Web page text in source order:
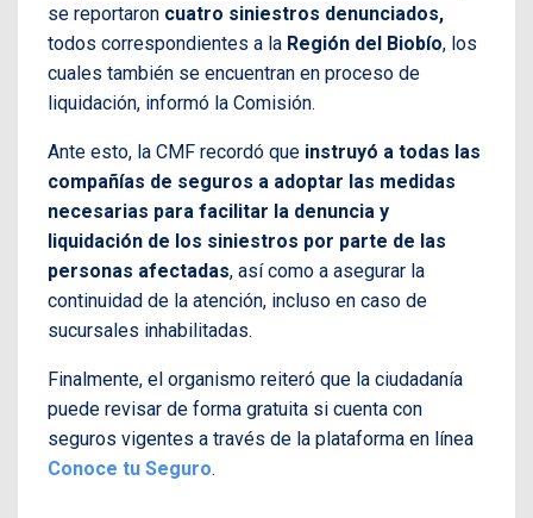
se reportaron cuatro siniestros denunciados,
todos correspondientes a la Región del Biobío, los
cuales también se encuentran en proceso de
liquidación, informó la Comisión.
Ante esto, la CMF recordó que instruyó a todas las
compañías de seguros a adoptar las medidas
necesarias para facilitar la denuncia y
liquidación de los siniestros por parte de las
personas afectadas, así como a asegurar la
continuidad de la atención, incluso en caso de
sucursales inhabilitadas.
Finalmente, el organismo reiteró que la ciudadanía
puede revisar de forma gratuita si cuenta con
seguros vigentes a través de la plataforma en línea
Conoce tu Seguro.